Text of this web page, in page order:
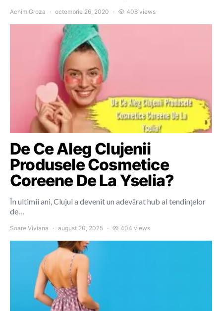
Achim Groza octombrie 26, 2020 408 views
De Ce Aleg Clujenii
Produsele Cosmetice
Coreene De La Yselia?
În ultimii ani, Clujul a devenit un adevărat hub al tendințelor
de…
Soare Viviana august 20, 2025 404 views